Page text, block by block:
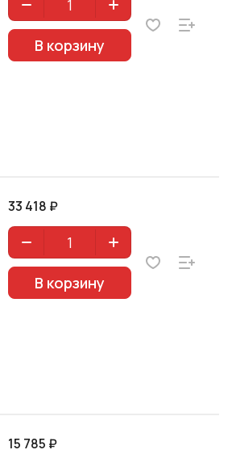
В корзину
33 418 ₽
В корзину
15 785 ₽